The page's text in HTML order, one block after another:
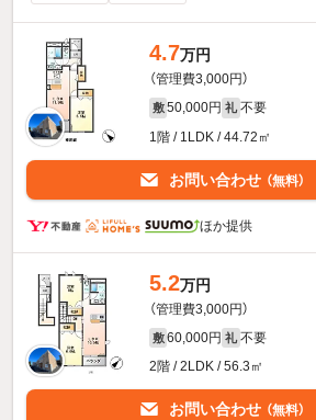
4.7万円
（管理費3,000円）
敷 50,000円 礼 不要
1階 / 1LDK / 44.72㎡
お問い合わせ （無料）
ほか提供
5.2万円
（管理費3,000円）
敷 60,000円 礼 不要
2階 / 2LDK / 56.3㎡
お問い合わせ （無料）